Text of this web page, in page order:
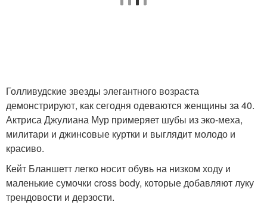
Голливудские звезды элегантного возраста
демонстрируют, как сегодня одеваются женщины за 40.
Актриса Джулиана Мур примеряет шубы из эко-меха,
милитари и джинсовые куртки и выглядит молодо и
красиво.
Кейт Бланшетт легко носит обувь на низком ходу и
маленькие сумочки cross body, которые добавляют луку
трендовости и дерзости.